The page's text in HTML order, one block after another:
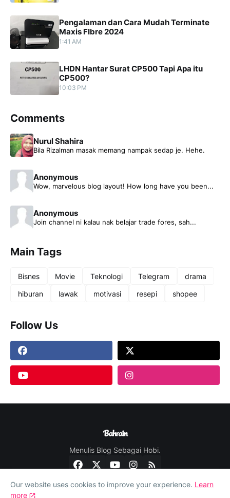
Pengalaman dan Cara Mudah Terminate
Maxis FIbre 2024
1:41 AM
LHDN Hantar Surat CP500 Tapi Apa itu
CP500?
10:03 PM
Comments
Nurul Shahira
Bila Rizalman masak memang nampak sedap je. Hehe.
Anonymous
Wow, marvelous blog layout! How long have you been...
Anonymous
Join channel ni kalau nak belajar trade fores, sah...
Main Tags
Bisnes Movie Teknologi Telegram
drama
hiburan
lawak motivasi resepi shopee
Follow Us
Menulis Blog Sebagai Hobi.
Our website uses cookies to improve your experience. Learn
more